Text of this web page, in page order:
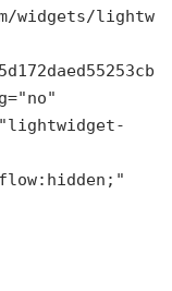
widgets/lightw